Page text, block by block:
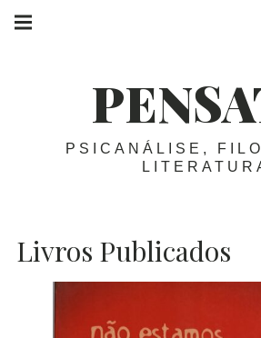
Skip
PSICANÁLISE,
navigation
Livros Publicados